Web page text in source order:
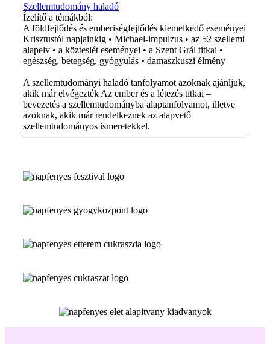
Szellemtudomány haladó
Ízelítő a témákból:
A földfejlődés és emberiségfejlődés kiemelkedő eseményei
Krisztustól napjainkig • Michael-impulzus • az 52 szellemi
alapelv • a közteslét eseményei • a Szent Grál titkai •
egészség, betegség, gyógyulás • damaszkuszi élmény
A szellemtudományi haladó tanfolyamot azoknak ajánljuk,
akik már elvégezték Az ember és a létezés titkai –
bevezetés a szellemtudományba alaptanfolyamot, illetve
azoknak, akik már rendelkeznek az alapvető
szellemtudományos ismeretekkel.